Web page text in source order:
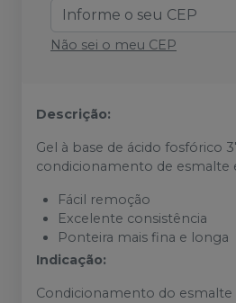
Não sei o meu CEP
Descrição:
Gel à base de ácido fosfórico
condicionamento de esmalte
Fácil remoção
Excelente consistência
Ponteira mais fina e longa
Indicação:
Condicionamento do esmalte